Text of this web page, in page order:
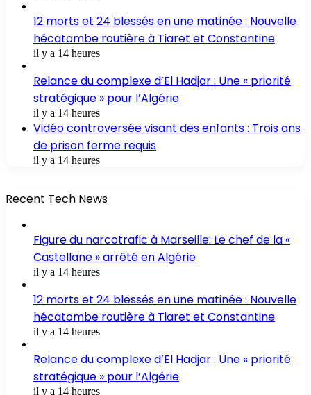
12 morts et 24 blessés en une matinée : Nouvelle
hécatombe routière à Tiaret et Constantine
il y a 14 heures
Relance du complexe d’El Hadjar : Une « priorité
stratégique » pour l’Algérie
il y a 14 heures
Vidéo controversée visant des enfants : Trois ans
de prison ferme requis
il y a 14 heures
Recent Tech News
Figure du narcotrafic à Marseille: Le chef de la «
Castellane » arrêté en Algérie
il y a 14 heures
12 morts et 24 blessés en une matinée : Nouvelle
hécatombe routière à Tiaret et Constantine
il y a 14 heures
Relance du complexe d’El Hadjar : Une « priorité
stratégique » pour l’Algérie
il y a 14 heures